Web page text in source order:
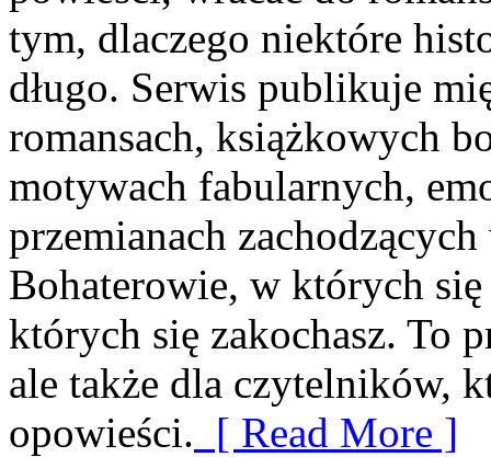
tym, dlaczego niektóre
długo. Serwis publikuje
romansach, książkowych
motywach fabularnych,
przemianach
Bohaterowie, w których
których się zakochasz. To
ale także dla czytelników,
opowieści. [ Read More ]